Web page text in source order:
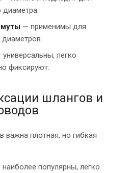
диаметра.
— применимы для
универсальны, легко
фиксируют.
шлангов и
важна плотная, но гибкая
популярны, легко